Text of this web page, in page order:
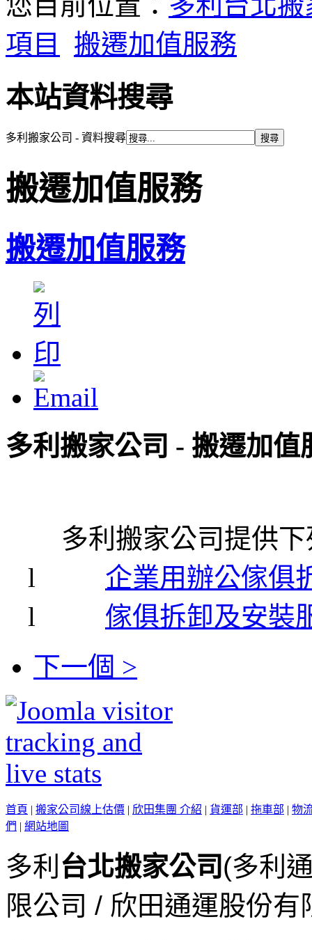
項目
搬遷加值服務
本站資料搜尋
多利搬家公司 - 資料搜尋
搬遷加值服務
搬遷加值服務
多利搬家公司 - 搬遷加值
多利搬家公司提供下
l
企業用辦公傢俱
l
傢俱拆卸及安裝
下一個 >
首頁 | 搬家公司線上估價 | 欣田集團 介紹 | 貨運部 | 拖車部 | 物
們 | 網站地圖
多利 台北搬家公司 (多利
限公司 / 欣田通運股份